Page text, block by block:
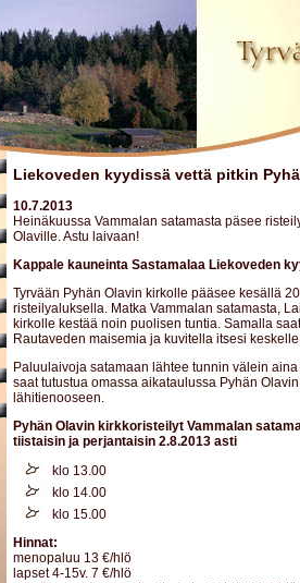
Liekoveden kyydissä vettä pitkin
10.7.2013
Heinäkuussa Vammalan satamasta päsee
Olaville. Astu laivaan!
Kappale kauneinta Sastamalaa Liekoveden
Tyrvään Pyhän Olavin kirkolle pääsee kesällä
risteilyaluksella. Matka Vammalan satamasta,
kirkolle kestää noin puolisen tuntia. Samalla
Rautaveden maisemia ja kuvitella itsesi
Paluulaivoja satamaan lähtee tunnin välein
saat tutustua omassa aikataulussa Pyhän
lähitienooseen.
Pyhän Olavin kirkkoristeilyt Vammalan
tiistaisin ja perjantaisin 2.8.2013 asti
klo 13.00
klo 14.00
klo 15.00
Hinnat:
menopaluu 13 €/hlö
lapset 4-15v. 7 €/hlö